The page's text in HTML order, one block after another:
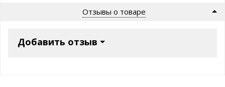
Отзывы о товаре
Добавить отзыв